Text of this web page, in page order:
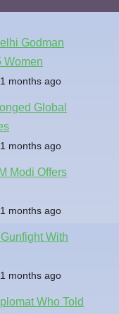
Godman
Women
months ago
Global
months ago
Modi Offers
months ago
With
months ago
Who Told